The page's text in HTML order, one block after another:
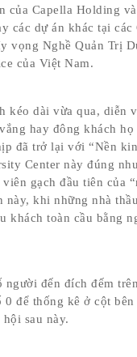
của Capella Holding
các dự án khác tại
vọng Nghề Quản Trị
của Việt Nam.
dài vừa qua, diễn
hay đông khách
đã trở lại với “Nền
Center này đúng
gạch đầu tiên của
khi những nhà
khách toàn cầu bằng
đến đích đếm
để thống kê ở cột
sau này.